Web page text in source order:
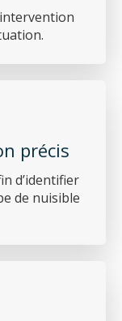
précis
d’identifier
de nuisible